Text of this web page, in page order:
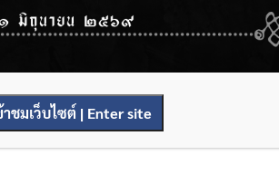
าชมเว็บไซต์ | Enter site